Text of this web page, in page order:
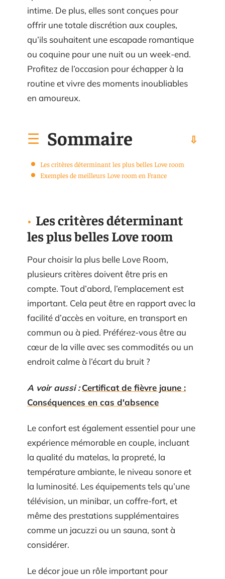
intime. De plus, elles sont conçues pour
offrir une totale discrétion aux couples,
qu’ils souhaitent une escapade romantique
ou coquine pour une nuit ou un week-end.
Profitez de l’occasion pour échapper à la
routine et vivre des moments inoubliables
en amoureux.
Sommaire
Les critères déterminant les plus belles Love room
Exemples de meilleurs Love room en France
Les critères déterminant
les plus belles Love room
Pour choisir la plus belle Love Room,
plusieurs critères doivent être pris en
compte. Tout d’abord, l’emplacement est
important. Cela peut être en rapport avec la
facilité d’accès en voiture, en transport en
commun ou à pied. Préférez-vous être au
cœur de la ville avec ses commodités ou un
endroit calme à l’écart du bruit ?
A voir aussi : Certificat de fièvre jaune :
Conséquences en cas d'absence
Le confort est également essentiel pour une
expérience mémorable en couple, incluant
la qualité du matelas, la propreté, la
température ambiante, le niveau sonore et
la luminosité. Les équipements tels qu’une
télévision, un minibar, un coffre-fort, et
même des prestations supplémentaires
comme un jacuzzi ou un sauna, sont à
considérer.
Le décor joue un rôle important pour